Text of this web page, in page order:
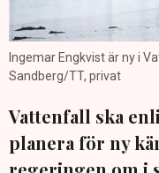
Ingemar Engkvist är ny i
Sandberg/TT, privat
Vattenfall ska
planera för ny